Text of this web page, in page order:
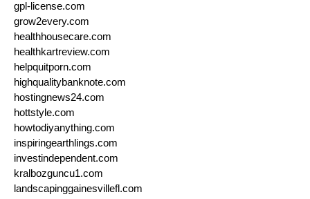
gpl-license.com
grow2every.com
healthhousecare.com
healthkartreview.com
helpquitporn.com
highqualitybanknote.com
hostingnews24.com
hottstyle.com
howtodiyanything.com
inspiringearthlings.com
investindependent.com
kralbozguncu1.com
landscapinggainesvillefl.com